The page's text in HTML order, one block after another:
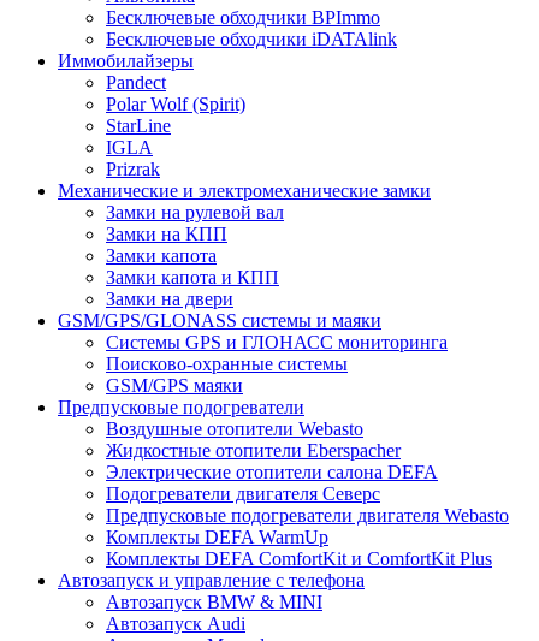
Бесключевые обходчики BPImmo
Бесключевые обходчики iDATAlink
Иммобилайзеры
Pandect
Polar Wolf (Spirit)
StarLine
IGLA
Prizrak
Механические и электромеханические замки
Замки на рулевой вал
Замки на КПП
Замки капота
Замки капота и КПП
Замки на двери
GSM/GPS/GLONASS системы и маяки
Системы GPS и ГЛОНАСС мониторинга
Поисково-охранные системы
GSM/GPS маяки
Предпусковые подогреватели
Воздушные отопители Webasto
Жидкостные отопители Eberspacher
Электрические отопители салона DEFA
Подогреватели двигателя Северс
Предпусковые подогреватели двигателя Webasto
Комплекты DEFA WarmUp
Комплекты DEFA ComfortKit и ComfortKit Plus
Автозапуск и управление с телефона
Автозапуск BMW & MINI
Автозапуск Audi